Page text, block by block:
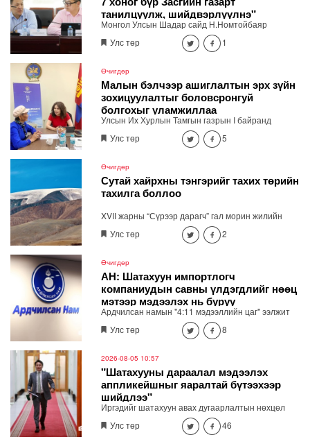
танилцуулж, шийдвэрлүүлнэ"
Монгол Улсын Шадар сайд Н.Номтойбаяр
өнөөдөр Өмнөговь, Дундговь аймагт ажиллалаа.
Ерөнхий сайдын 10 дугаар албан даалгавар,
тушаалын хүрээнд Өмнөговь аймагт байгаль
орчин, уул уурхайн 358 зөрчил илрүүлж, 200
гаруйг нь арилгуулаад байна.
Улс төр 1
Өчигдөр
Малын бэлчээр ашиглалтын эрх зүйн
зохицуулалтыг боловсронгуй
болгохыг уламжиллаа
Улсын Их Хурлын Тамгын газрын I байранд
байрлах "Нээлттэй парламент" танхимд өнөөдөр
(2026.08.06) Улсын Их Хурлын гишүүн
сонслоо.
Улс төр 5
Өчигдөр
Сутай хайрхны тэнгэрийг тахих төрийн
тахилга боллоо
XVII жарны “Сүрээр дарагч” гал морин жилийн
зуны адаг хөхөгчин хонь сарын 23-ны өлзий
дэмбэрэлтэй өдөр /2026.08.06/ Сутай хайрхны
Улс төр 2
Өчигдөр
АН: Шатахуун импортлогч
компаниудын савны үлдэгдлийг нөөц
мэтээр мэдээлэх нь буруу
Ардчилсан намын "4:11 мэдээллийн цаг" ээлжит
хэвлэлийн бага хурал Төрийн ордны 3 давхарт
болно. Хэвлэлийн хурлаар шатахууны хомсдол,
Улс төр 8
2026-08-05 10:57
"Шатахууны дараалал мэдээлэх
аппликейшныг яаралтай бүтээхээр
шийдлээ"
Иргэдийг шатахуун авах дугаарлалтын нөхцөл
байдлыг бодит цагаар харж явах замаа тооцох
боломжтой мэдээлэл хүргэх зориулалттай
Улс төр 46